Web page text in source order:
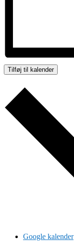
Tilføj til kalender
Google kalender